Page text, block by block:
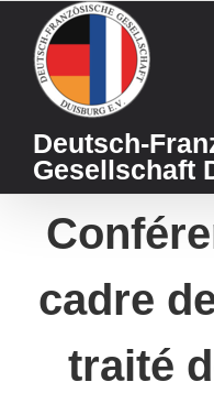
content
Deutsch-
Gesellschaft
cadre
traité